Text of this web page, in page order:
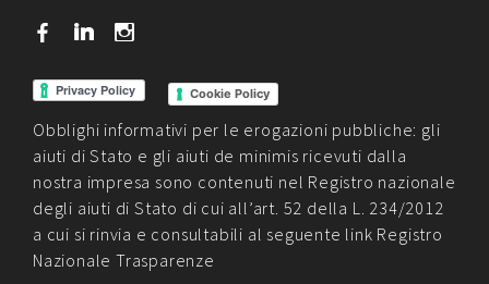
b j x
Cookie Policy
Obblighi informativi per le erogazioni pubbliche: gli
aiuti di Stato e gli aiuti de minimis ricevuti dalla
nostra impresa sono contenuti nel Registro nazionale
degli aiuti di Stato di cui all’art. 52 della L. 234/2012
a cui si rinvia e consultabili al seguente link Registro
Nazionale Trasparenze